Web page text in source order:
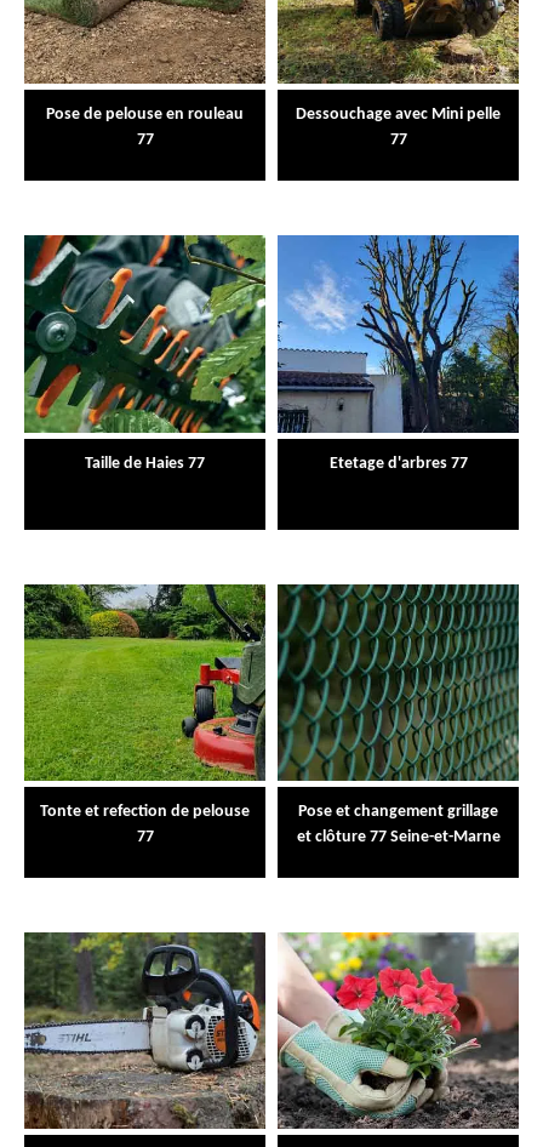
Pose de pelouse en rouleau
77
Dessouchage avec Mini pelle
77
Taille de Haies 77 Etetage d'arbres 77
Tonte et refection de pelouse
77
Pose et changement grillage
et clôture 77 Seine-et-Marne